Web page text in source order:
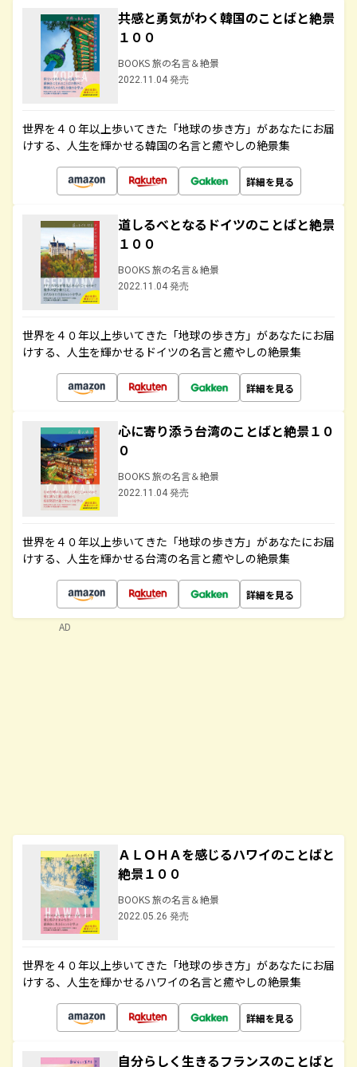
共感と勇気がわく韓国のことばと絶景
１００
BOOKS 旅の名言＆絶景
2022.11.04 発売
世界を４０年以上歩いてきた「地球の歩き方」があなたにお届
けする、人生を輝かせる韓国の名言と癒やしの絶景集
詳細を見る
道しるべとなるドイツのことばと絶景
１００
BOOKS 旅の名言＆絶景
2022.11.04 発売
世界を４０年以上歩いてきた「地球の歩き方」があなたにお届
けする、人生を輝かせるドイツの名言と癒やしの絶景集
詳細を見る
心に寄り添う台湾のことばと絶景１０
０
BOOKS 旅の名言＆絶景
2022.11.04 発売
世界を４０年以上歩いてきた「地球の歩き方」があなたにお届
けする、人生を輝かせる台湾の名言と癒やしの絶景集
詳細を見る
ＡＬＯＨＡを感じるハワイのことばと
絶景１００
BOOKS 旅の名言＆絶景
2022.05.26 発売
世界を４０年以上歩いてきた「地球の歩き方」があなたにお届
けする、人生を輝かせるハワイの名言と癒やしの絶景集
詳細を見る
自分らしく生きるフランスのことばと
AD